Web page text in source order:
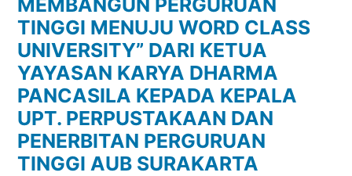
TINGGI MENUJU WORD CLASS
UNIVERSITY” DARI KETUA
YAYASAN KARYA DHARMA
PANCASILA KEPADA KEPALA
UPT. PERPUSTAKAAN DAN
PENERBITAN PERGURUAN
TINGGI AUB SURAKARTA